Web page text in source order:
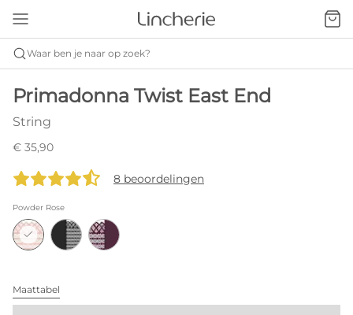
Waar ben je naar op zoek?
Primadonna Twist East End
String
€ 35,90
8 beoordelingen
Powder Rose
Maattabel